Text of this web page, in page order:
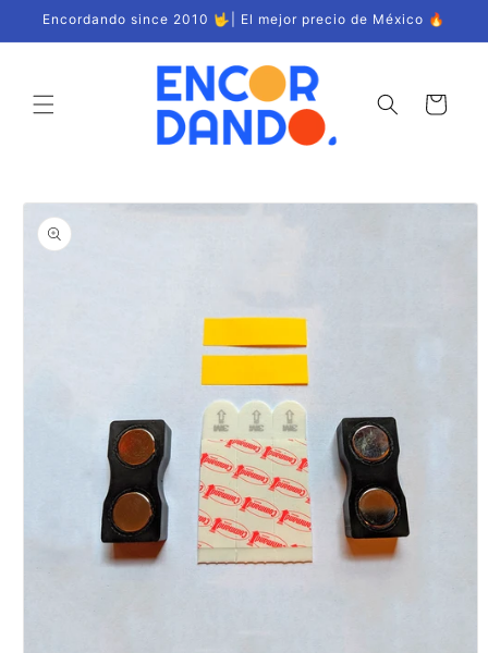
directamente
al contenido
Encordando since 2010 🤟| El mejor precio de México 🔥
Carrito
directamente
información